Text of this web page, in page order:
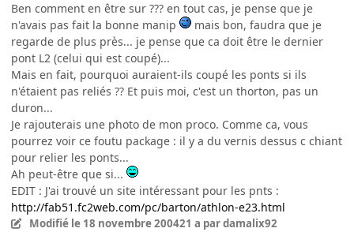
Ben comment en être sur ??? en tout cas, je pense que je
n'avais pas fait la bonne manip
mais bon, faudra que je
regarde de plus près... je pense que ca doit être le dernier
pont L2 (celui qui est coupé)...
Mais en fait, pourquoi auraient-ils coupé les ponts si ils
n'étaient pas reliés ?? Et puis moi, c'est un thorton, pas un
duron...
Je rajouterais une photo de mon proco. Comme ca, vous
pourrez voir ce foutu package : il y a du vernis dessus c chiant
pour relier les ponts...
Ah peut-être que si...
EDIT : J'ai trouvé un site intéressant pour les pnts :
http://fab51.fc2web.com/pc/barton/athlon-e23.html
Modifié le 18 novembre 200421 a par damalix92